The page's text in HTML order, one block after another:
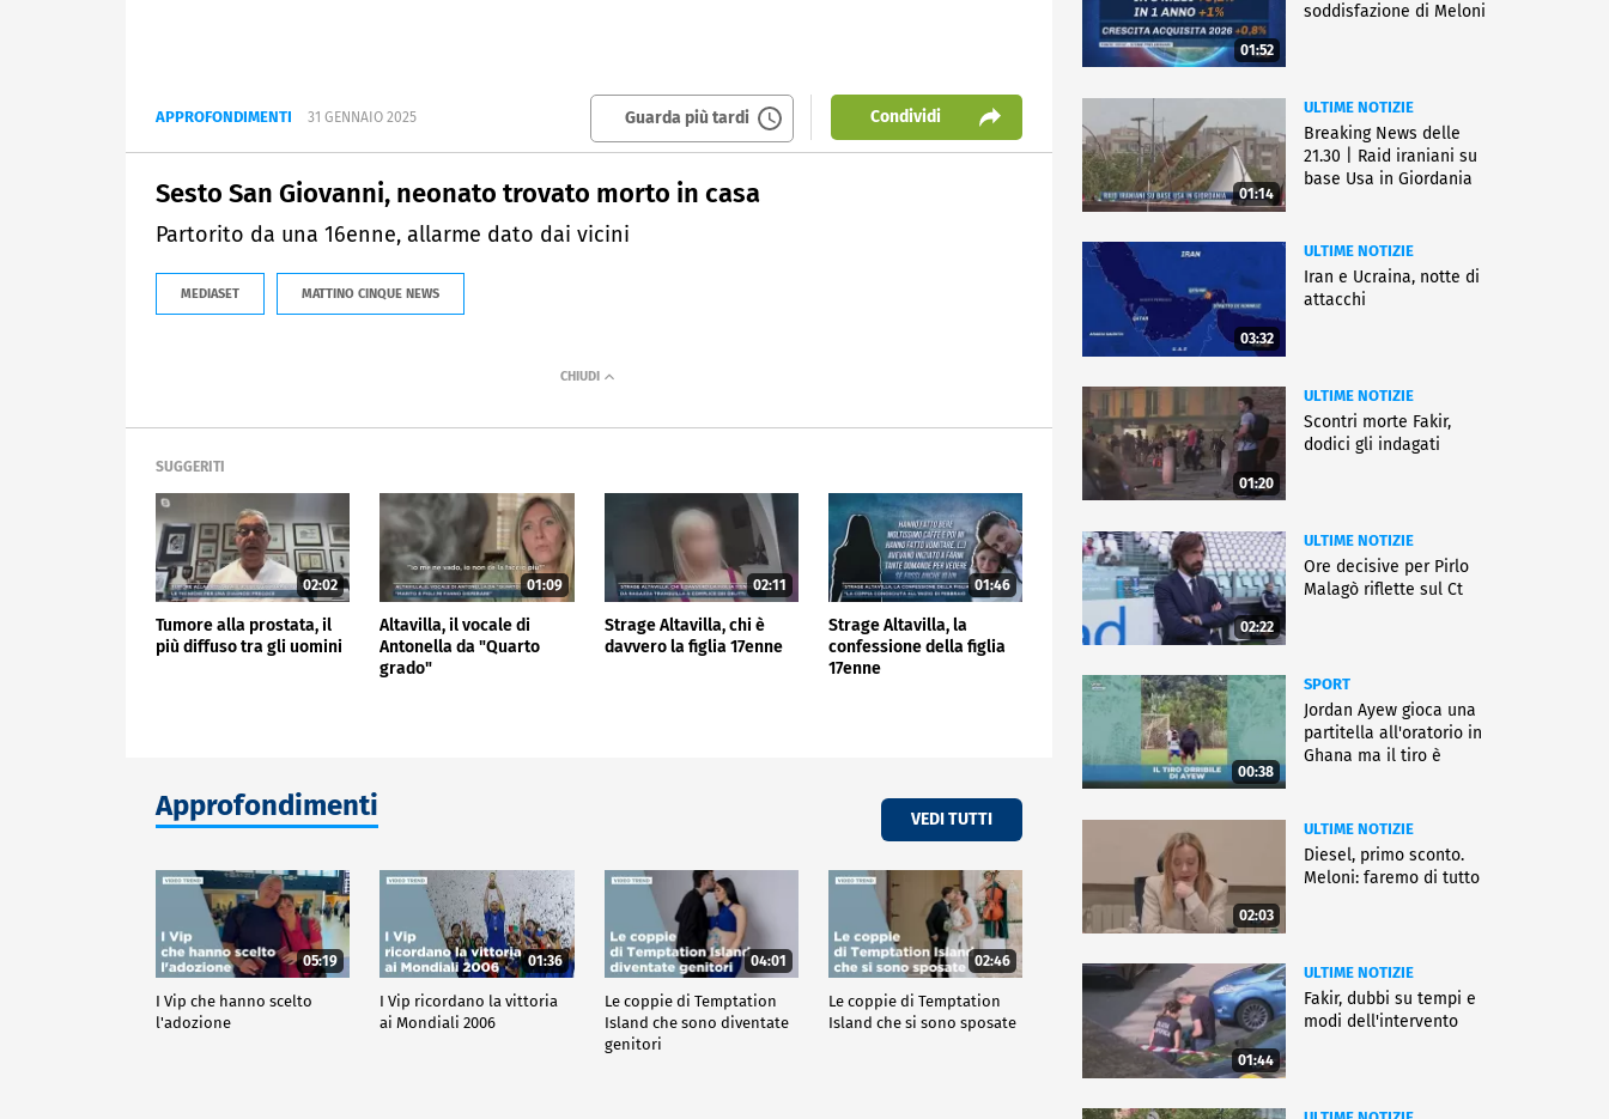
APPROFONDIMENTI 31 GENNAIO 2025 Guarda più tardi Condividi
Sesto San Giovanni, neonato trovato morto in casa
Partorito da una 16enne, allarme dato dai vicini
MEDIASET MATTINO CINQUE NEWS
SUGGERITI
02:02
Tumore alla prostata, il
più diffuso tra gli uomini
01:09
Altavilla, il vocale di
Antonella da "Quarto
grado"
02:11
Strage Altavilla, chi è
davvero la figlia 17enne
01:46
Strage Altavilla, la
confessione della figlia
17enne
Approfondimenti VEDI TUTTI
05:19
I Vip che hanno scelto
l'adozione
01:36
I Vip ricordano la vittoria
ai Mondiali 2006
04:01
Le coppie di Temptation
Island che sono diventate
genitori
02:46
Le coppie di Temptation
Island che si sono sposate
01:52
soddisfazione di Meloni
01:14
ULTIME NOTIZIE
Breaking News delle
21.30 | Raid iraniani su
base Usa in Giordania
03:32
ULTIME NOTIZIE
Iran e Ucraina, notte di
attacchi
01:20
ULTIME NOTIZIE
Scontri morte Fakir,
dodici gli indagati
02:22
ULTIME NOTIZIE
Ore decisive per Pirlo
Malagò riflette sul Ct
00:38
SPORT
Jordan Ayew gioca una
partitella all'oratorio in
Ghana ma il tiro è
02:03
ULTIME NOTIZIE
Diesel, primo sconto.
Meloni: faremo di tutto
01:44
ULTIME NOTIZIE
Fakir, dubbi su tempi e
modi dell'intervento